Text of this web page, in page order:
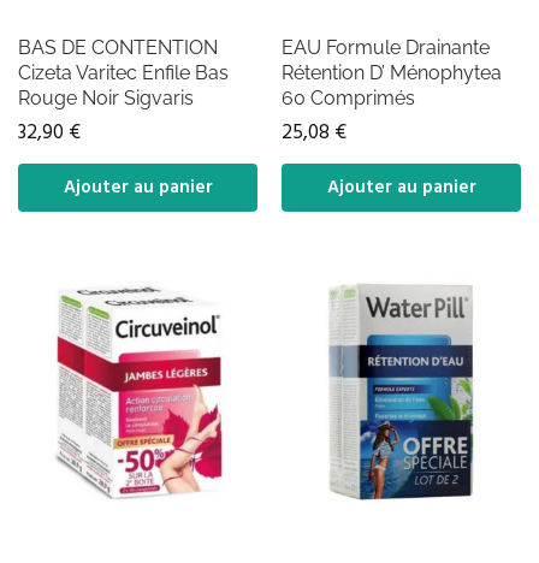
BAS DE CONTENTION
Cizeta Varitec Enfile Bas
Rouge Noir Sigvaris
32,90 €
Ajouter au panier
EAU Formule Drainante
Rétention D’ Ménophytea
60 Comprimés
25,08 €
Ajouter au panier